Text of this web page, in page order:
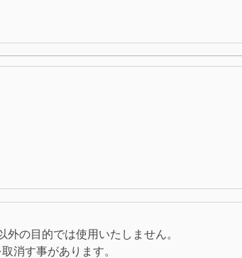
の目的では使用いたしません。
消す事があります。